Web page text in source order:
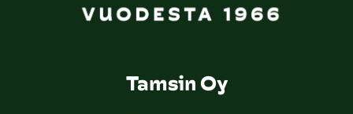
Tamsin Oy